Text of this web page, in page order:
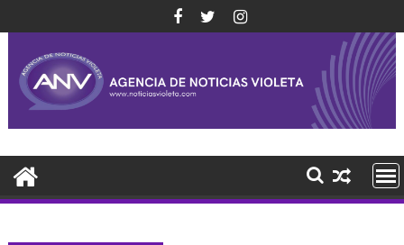
al
contenido